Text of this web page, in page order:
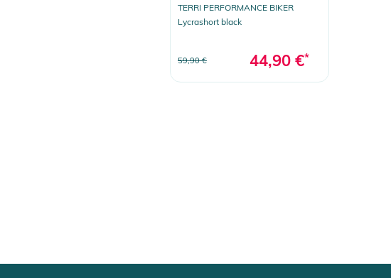
TERRI PERFORMANCE BIKER
Lycrashort black
59,90 € 44,90 €*